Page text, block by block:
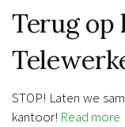
Terug op
STOP! Laten we
kantoor! Read more